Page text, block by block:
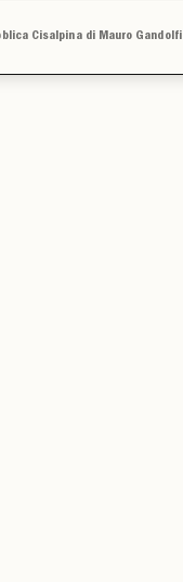
Cisalpina di Mauro Gandolfi